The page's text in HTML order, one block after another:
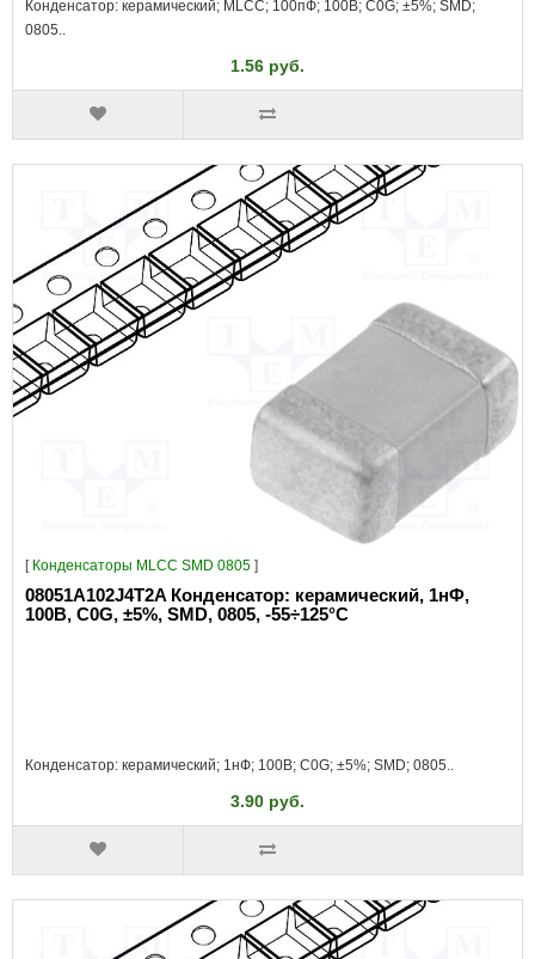
Конденсатор: керамический; MLCC; 100пФ; 100В; C0G; ±5%; SMD;
0805..
1.56 руб.
[ Конденсаторы MLCC SMD 0805 ]
08051A102J4T2A Конденсатор: керамический, 1нФ,
100В, C0G, ±5%, SMD, 0805, -55÷125°C
Конденсатор: керамический; 1нФ; 100В; C0G; ±5%; SMD; 0805..
3.90 руб.